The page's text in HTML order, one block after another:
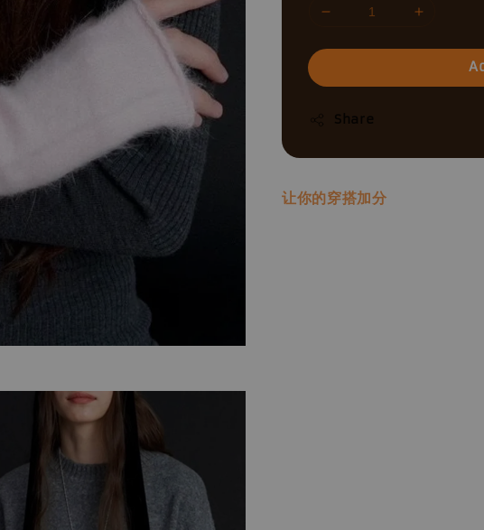
Share
让你的穿搭加分